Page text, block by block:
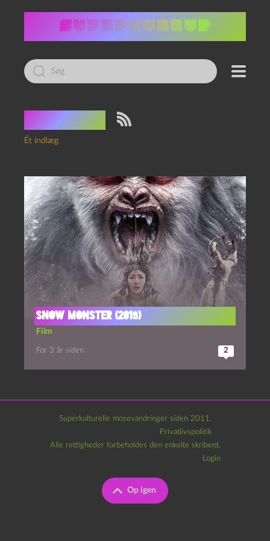
Led
efter:
Tag:ævl
Ét indlæg
Snow monster (2019)
Film
For 3 år siden 2
Superkulturelle mosevandringer siden 2011.
Privatlivspolitik
Op igen
Alle rettigheder forbeholdes den enkelte skribent.
Login